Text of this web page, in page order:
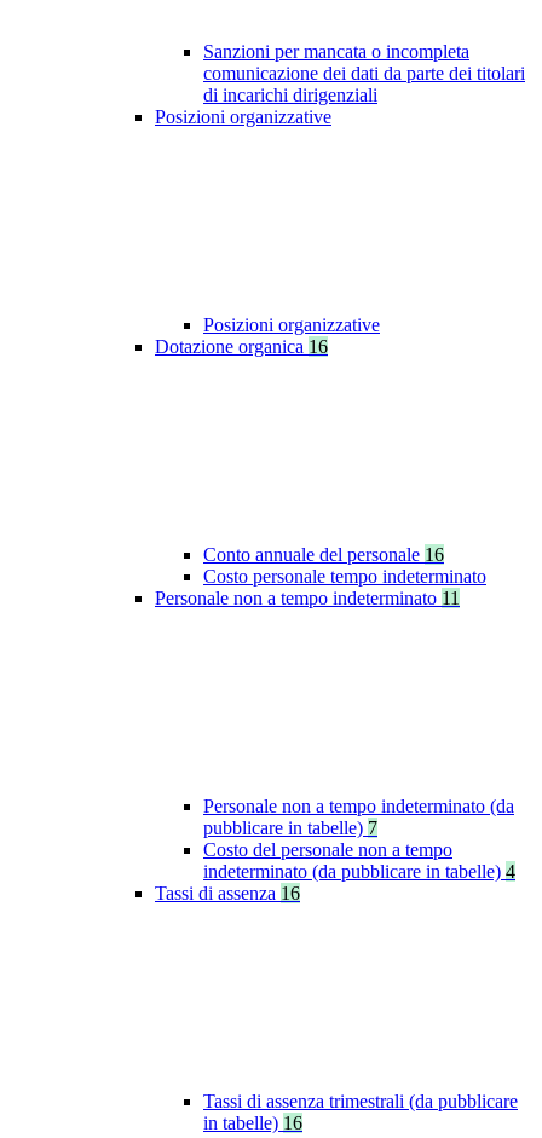
Sanzioni per mancata o incompleta
comunicazione dei dati da parte dei titolari
di incarichi dirigenziali
Posizioni organizzative
Posizioni organizzative
Dotazione organica 16
Conto annuale del personale 16
Costo personale tempo indeterminato
Personale non a tempo indeterminato 11
Personale non a tempo indeterminato (da
pubblicare in tabelle) 7
Costo del personale non a tempo
indeterminato (da pubblicare in tabelle) 4
Tassi di assenza 16
Tassi di assenza trimestrali (da pubblicare
in tabelle) 16